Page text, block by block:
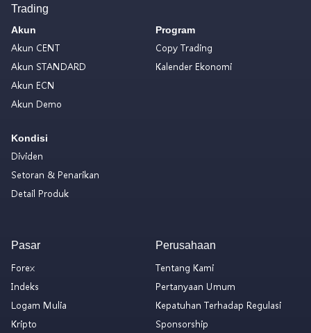
Trading
Akun
Akun CENT
Akun STANDARD
Akun ECN
Akun Demo
Kondisi
Dividen
Setoran & Penarikan
Detail Produk
Program
Copy Trading
Kalender Ekonomi
Pasar
Forex
Indeks
Logam Mulia
Kripto
Perusahaan
Tentang Kami
Pertanyaan Umum
Kepatuhan Terhadap Regulasi
Sponsorship